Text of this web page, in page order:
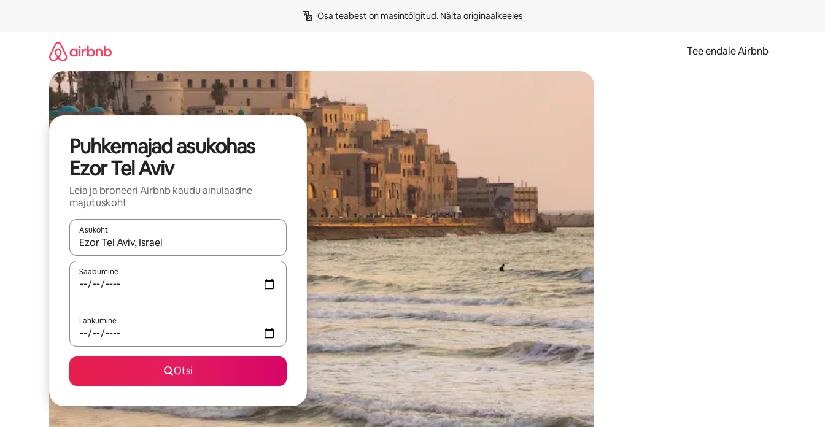
Osa teabest on masintõlgitud. Näita originaalkeeles
Tee endale Airbnb
Puhkemajad asukohas
Ezor Tel Aviv
Leia ja broneeri Airbnb kaudu ainulaadne
majutuskoht
Asukoht
Kui tulemused on kuvatud, liigu ekraanil nooleklahvidega või puuduta või tõmba mööda ekraani.
Saabumine
Lahkumine
Otsi